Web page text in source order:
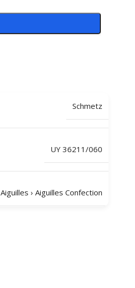
Schmetz
UY 36211/060
Aiguilles › Aiguilles Confection